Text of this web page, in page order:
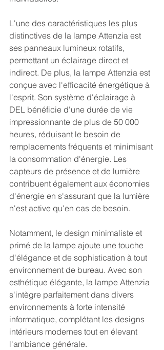
L'une des caractéristiques les plus
distinctives de la lampe Attenzia est
ses panneaux lumineux rotatifs,
permettant un éclairage direct et
indirect. De plus, la lampe Attenzia est
conçue avec l'efficacité énergétique à
l'esprit. Son système d'éclairage à
DEL bénéficie d'une durée de vie
impressionnante de plus de 50 000
heures, réduisant le besoin de
remplacements fréquents et minimisant
la consommation d'énergie. Les
capteurs de présence et de lumière
contribuent également aux économies
d'énergie en s'assurant que la lumière
n'est active qu'en cas de besoin.
Notamment, le design minimaliste et
primé de la lampe ajoute une touche
d'élégance et de sophistication à tout
environnement de bureau. Avec son
esthétique élégante, la lampe Attenzia
s'intègre parfaitement dans divers
environnements à forte intensité
informatique, complétant les designs
intérieurs modernes tout en élevant
l'ambiance générale.